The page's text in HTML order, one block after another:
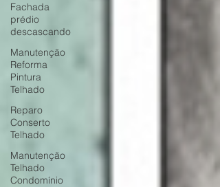
Fachada
prédio
descascando
Manutenção
Reforma
Pintura
Telhado
Reparo
Conserto
Telhado
Manutenção
Telhado
Condomínio